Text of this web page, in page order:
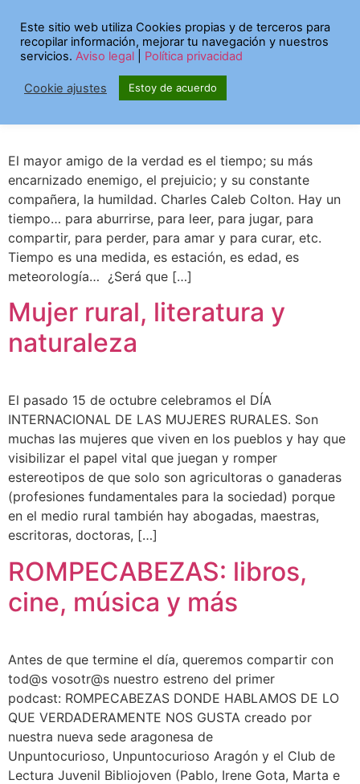
Etiqueta:opinión
Hay un tiempo…Hay un
tiempo para todo
El mayor amigo de la verdad es el tiempo; su más
encarnizado enemigo, el prejuicio; y su constante
compañera, la humildad. Charles Caleb Colton. Hay un
tiempo… para aburrirse, para leer, para jugar, para
compartir, para perder, para amar y para curar, etc.
Tiempo es una medida, es estación, es edad, es
meteorología… ¿Será que […]
Mujer rural, literatura y
naturaleza
El pasado 15 de octubre celebramos el DÍA
INTERNACIONAL DE LAS MUJERES RURALES. Son
muchas las mujeres que viven en los pueblos y hay que
visibilizar el papel vital que juegan y romper
estereotipos de que solo son agricultoras o ganaderas
(profesiones fundamentales para la sociedad) porque
en el medio rural también hay abogadas, maestras,
escritoras, doctoras, […]
ROMPECABEZAS: libros,
cine, música y más
Antes de que termine el día, queremos compartir con
tod@s vosotr@s nuestro estreno del primer
podcast: ROMPECABEZAS DONDE HABLAMOS DE LO
QUE VERDADERAMENTE NOS GUSTA creado por
nuestra nueva sede aragonesa de
Unpuntocurioso, Unpuntocurioso Aragón y el Club de
Lectura Juvenil Bibliojoven (Pablo, Irene Gota, Marta e
Este sitio web utiliza Cookies propias y de terceros para
recopilar información, mejorar tu navegación y nuestros
servicios. Aviso legal Política privacidad
Cookie ajustes Estoy de acuerdo